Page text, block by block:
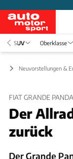
SUV Oberklasse
Neuvorstellungen &
FIAT GRANDE
Der
zurück
Der Grande